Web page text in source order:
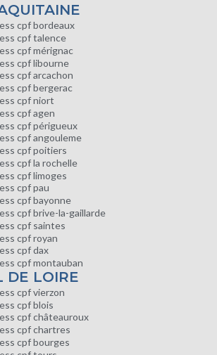
cpf bordeaux
cpf talence
cpf mérignac
cpf libourne
cpf arcachon
cpf bergerac
cpf niort
cpf agen
cpf périgueux
cpf angouleme
cpf poitiers
cpf la rochelle
cpf limoges
cpf pau
cpf bayonne
cpf brive-la-gaillarde
cpf saintes
cpf royan
cpf dax
cpf montauban
DE LOIRE
cpf vierzon
cpf blois
cpf châteauroux
cpf chartres
cpf bourges